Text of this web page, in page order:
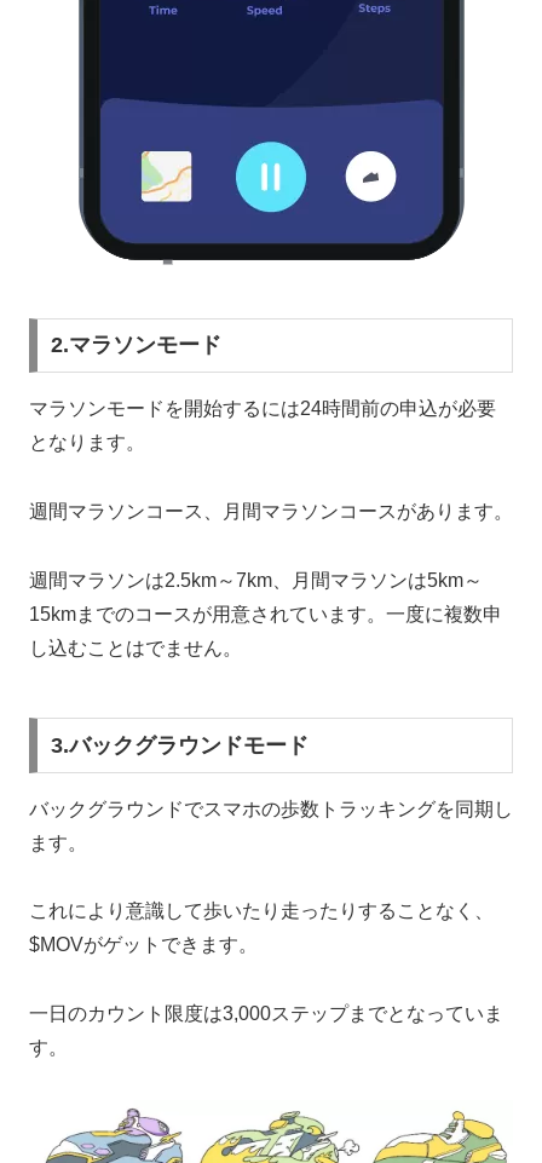
2.マラソンモード
マラソンモードを開始するには24時間前の申込が必要
となります。
週間マラソンコース、月間マラソンコースがあります。
週間マラソンは2.5km～7km、月間マラソンは5km～
15kmまでのコースが用意されています。一度に複数申
し込むことはでません。
3.バックグラウンドモード
バックグラウンドでスマホの歩数トラッキングを同期し
ます。
これにより意識して歩いたり走ったりすることなく、
$MOVがゲットできます。
一日のカウント限度は3,000ステップまでとなっていま
す。